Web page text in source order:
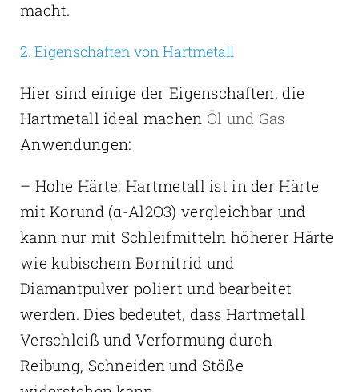
macht.
2. Eigenschaften von Hartmetall
Hier sind einige der Eigenschaften, die
Hartmetall ideal machen Öl und Gas
Anwendungen:
– Hohe Härte: Hartmetall ist in der Härte
mit Korund (α-Al2O3) vergleichbar und
kann nur mit Schleifmitteln höherer Härte
wie kubischem Bornitrid und
Diamantpulver poliert und bearbeitet
werden. Dies bedeutet, dass Hartmetall
Verschleiß und Verformung durch
Reibung, Schneiden und Stöße